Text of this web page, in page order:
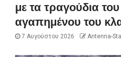
με τα τραγούδια
αγαπημένου του
7 Αυγούστου 2026 Antenna-